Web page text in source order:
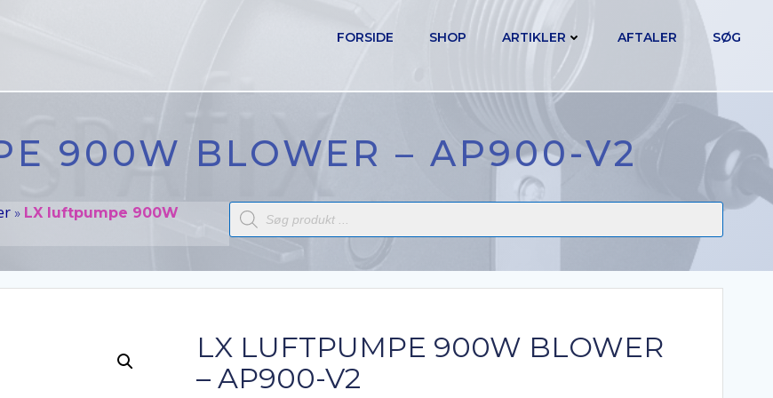
FORSIDE SHOP ARTIKLER AFTALER SØG
900W BLOWER – AP900-V2
» LX luftpumpe 900W
Products
search
LX LUFTPUMPE 900W BLOWER
– AP900-V2